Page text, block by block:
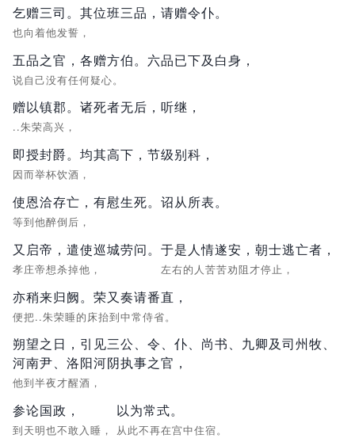
乞赠三司。其位班三品，请赠令仆。
也向着他发誓，
五品之官，各赠方伯。六品已下及白身，
说自己没有任何疑心。
赠以镇郡。诸死者无后，听继，
..朱荣高兴，
即授封爵。均其高下，节级别科，
因而举杯饮酒，
使恩洽存亡，有慰生死。诏从所表。
等到他醉倒后，
又启帝，遣使巡城劳问。
孝庄帝想杀掉他，
于是人情遂安，朝士逃亡者，
左右的人苦苦劝阻才停止，
亦稍来归阙。荣又奏请番直，
便把..朱荣睡的床抬到中常侍省。
朔望之日，引见三公、令、仆、尚书、九卿及司州牧、
河南尹、洛阳河阴执事之官，
他到半夜才醒酒，
参论国政，
到天明也不敢入睡，
以为常式。
从此不再在宫中住宿。